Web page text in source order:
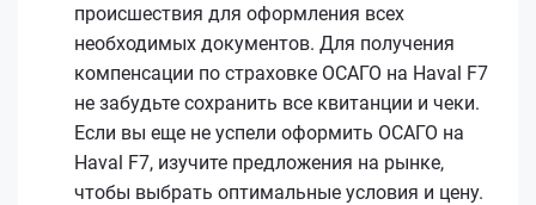
происшествия для оформления всех
необходимых документов. Для получения
компенсации по страховке ОСАГО на Haval F7
не забудьте сохранить все квитанции и чеки.
Если вы еще не успели оформить ОСАГО на
Haval F7, изучите предложения на рынке,
чтобы выбрать оптимальные условия и цену.